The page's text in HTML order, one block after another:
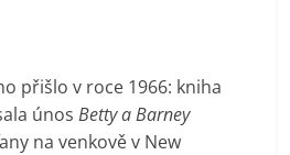
přišlo v roce 1966: kniha
únosBetty a Barney
na venkově v New